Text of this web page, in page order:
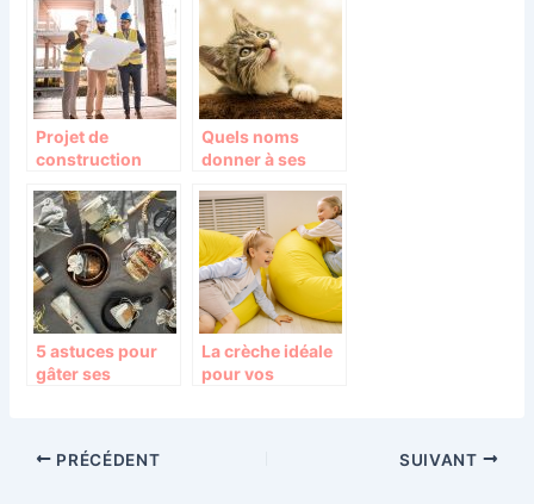
Projet de
construction
Quels noms
donner à ses
compagnies
5 astuces pour
gâter ses
La crèche idéale
pour vos
PRÉCÉDENT SUIVANT